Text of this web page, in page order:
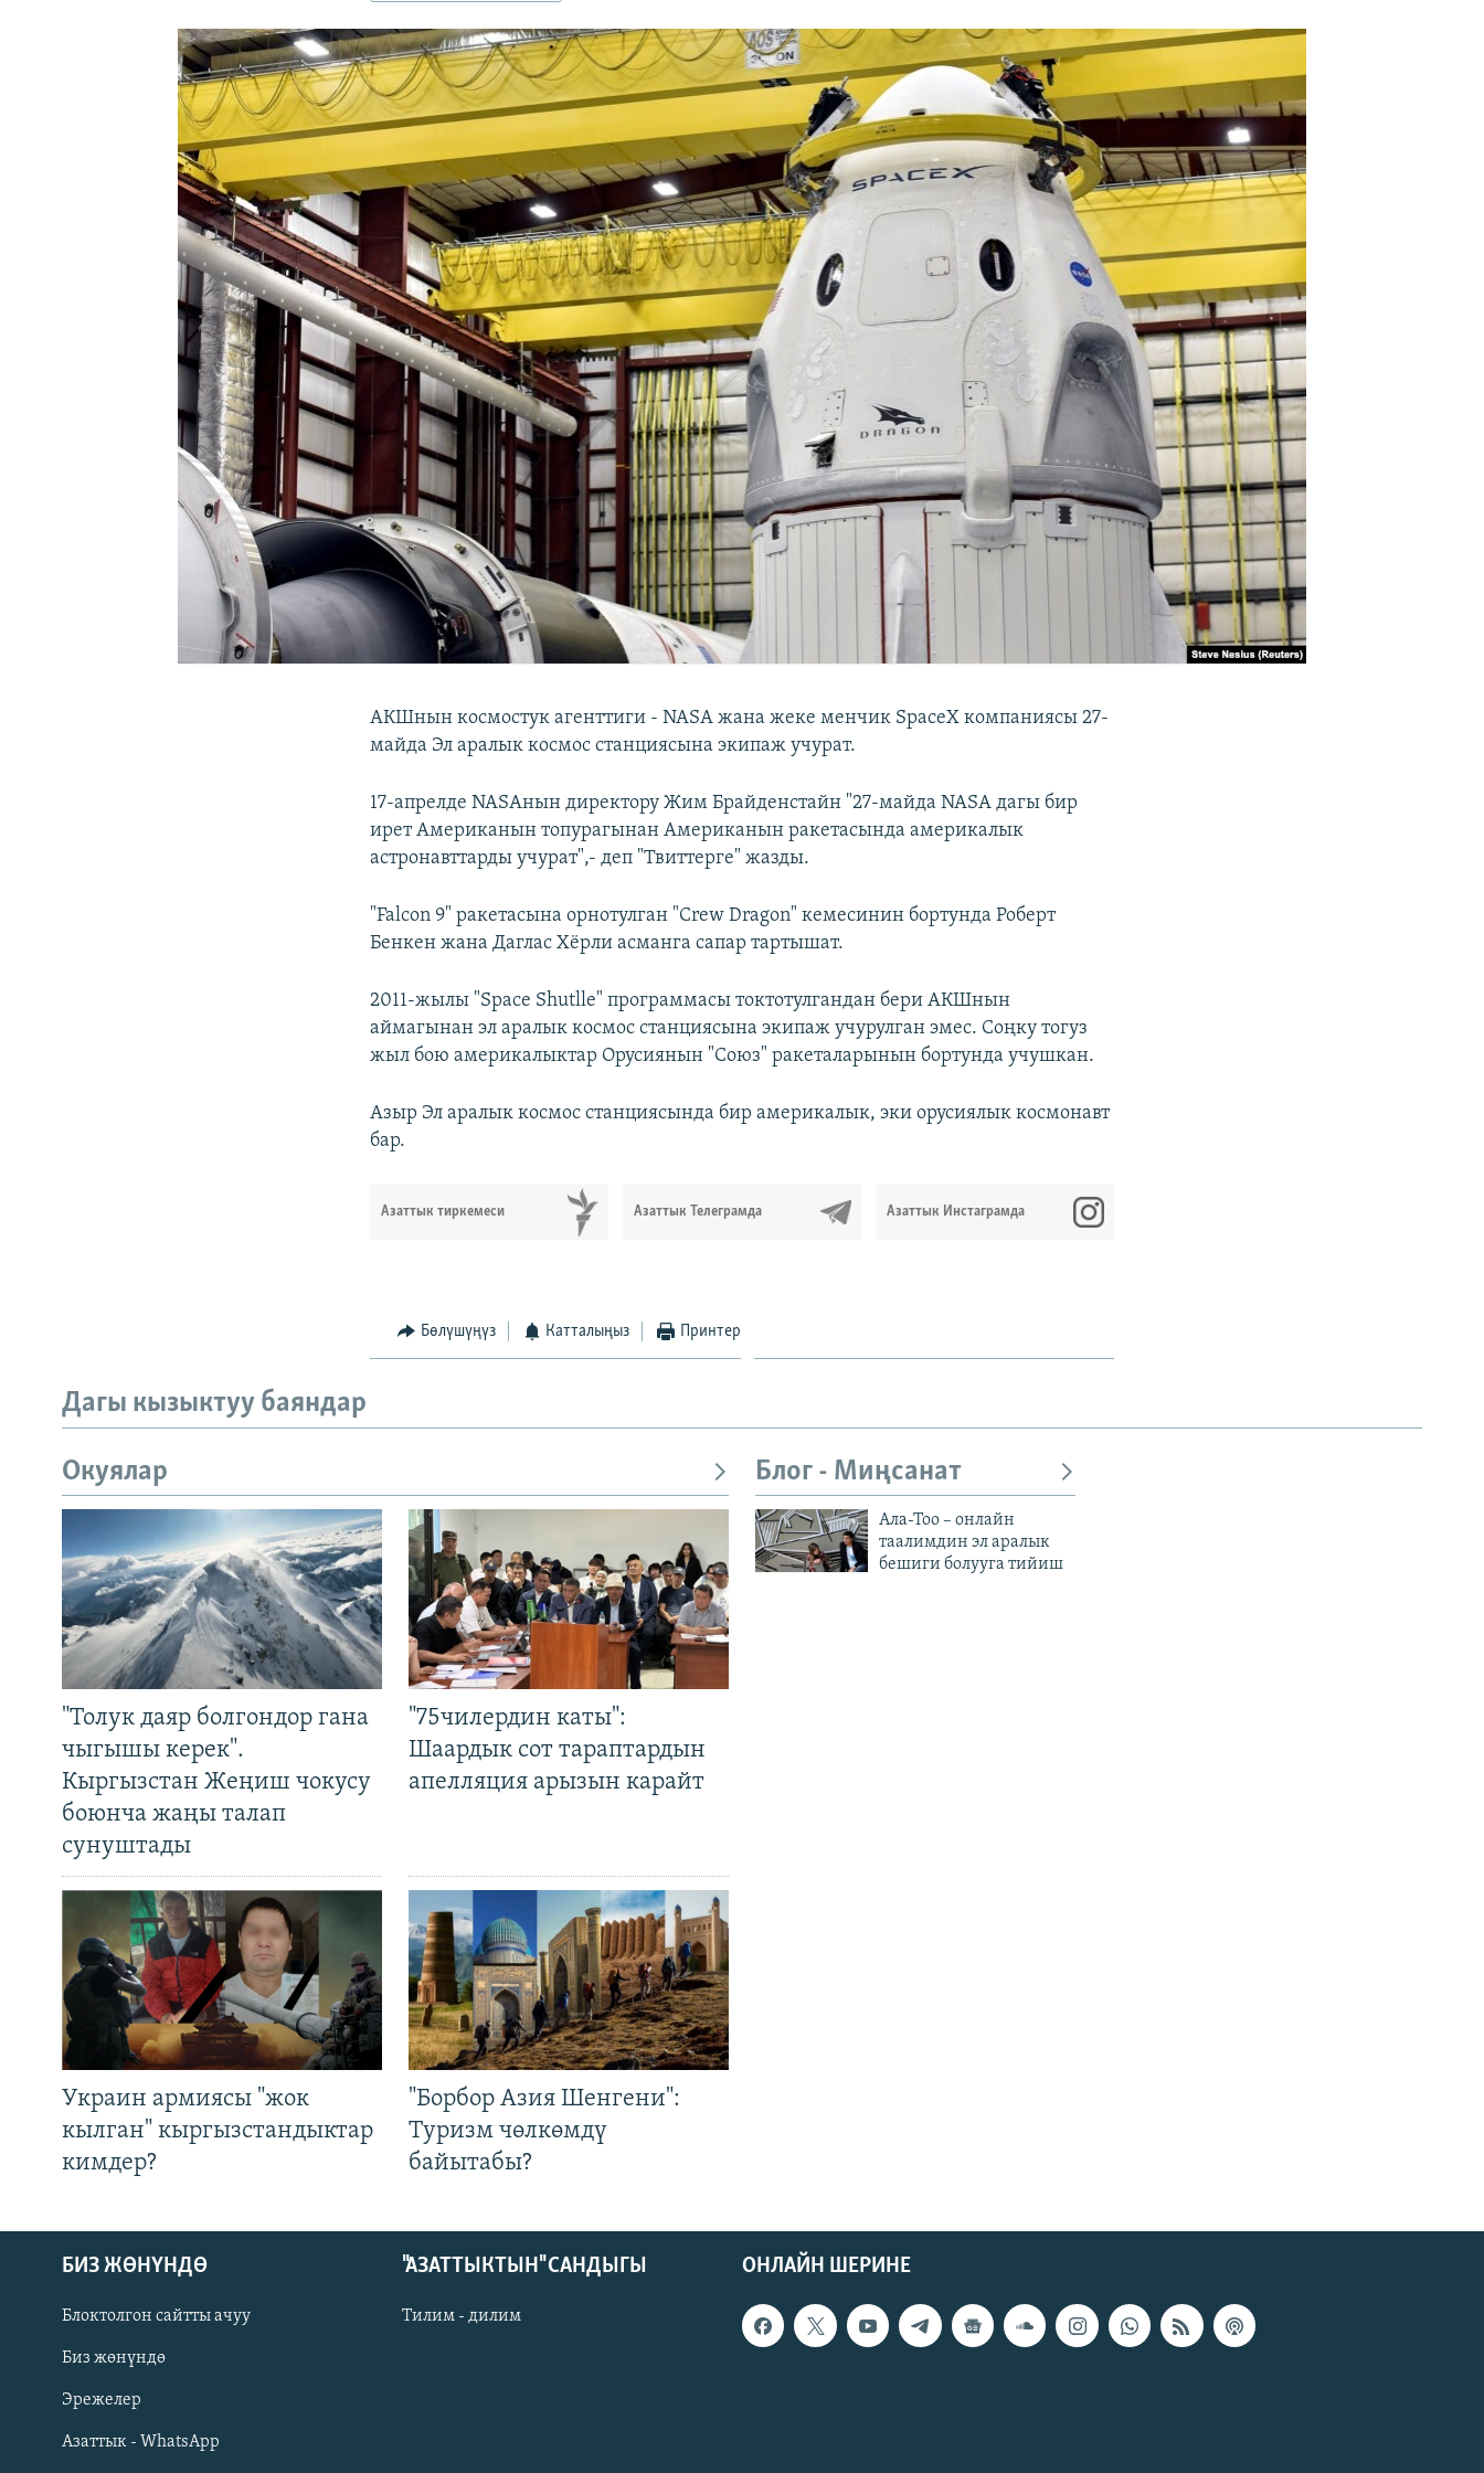
ЫҢГАЙСЫЗ СУРООЛОР
Русский
ОНЛАЙН ШЕРИНЕ
АКШнын космостук агенттиги - NASA жана жеке менчик SpaceX компаниясы 27-
майда Эл аралык космос станциясына экипаж учурат.
17-апрелде NASAнын директору Жим Брайденстайн "27-майда NASA дагы бир
ирет Американын топурагынан Американын ракетасында америкалык
астронавттарды учурат",- деп "Твиттерге" жазды.
"Falcon 9" ракетасына орнотулган "Crew Dragon" кемесинин бортунда Роберт
Бенкен жана Даглас Хёрли асманга сапар тартышат.
2011-жылы "Space Shutlle" программасы токтотулгандан бери АКШнын
аймагынан эл аралык космос станциясына экипаж учурулган эмес. Соңку тогуз
жыл бою америкалыктар Орусиянын "Союз" ракеталарынын бортунда учушкан.
Азыр Эл аралык космос станциясында бир америкалык, эки орусиялык космонавт
бар.
Азаттык тиркемеси Азаттык Телеграмда Азаттык Инстаграмда
Бөлүшүңүз Катталыңыз Принтер
Дагы кызыктуу баяндар
Окуялар
"Толук даяр болгондор гана
чыгышы керек".
Кыргызстан Жеңиш чокусу
боюнча жаңы талап
сунуштады
"75чилердин каты":
Шаардык сот тараптардын
апелляция арызын карайт
Украин армиясы "жок
кылган" кыргызстандыктар
кимдер?
"Борбор Азия Шенгени":
Туризм чөлкөмдү
байытабы?
Блог - Миңсанат
Ала-Тоо – онлайн
таалимдин эл аралык
бешиги болууга тийиш
ОНЛАЙН ШЕРИНЕ
БИЗ ЖӨНҮНДӨ
Блоктолгон сайтты ачуу
Биз жөнүндө
Эрежелер
Азаттык - WhatsApp
"АЗАТТЫКТЫН" САНДЫГЫ
Тилим - дилим